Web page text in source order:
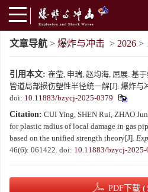
文章导航 > 爆炸与冲击 > 2026 >
引用本文: 崔莹, 申瑞, 赵均海, 屈展. 基
管道局部损伤塑性半径统一解[J]. 爆炸与
doi: 10.11883/bzycj-2025-0379
Citation: CUI Ying, SHEN Rui, ZHAO
for plastic radius of local damage in gas
based on the unified strength theory[J].
46(6): 061422. doi: 10.11883/bzycj-2025-
PDF下载 (